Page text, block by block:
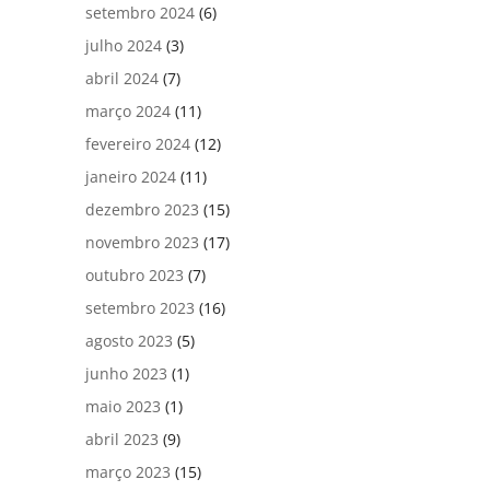
setembro 2024 (6)
julho 2024 (3)
abril 2024 (7)
março 2024 (11)
fevereiro 2024 (12)
janeiro 2024 (11)
dezembro 2023 (15)
novembro 2023 (17)
outubro 2023 (7)
setembro 2023 (16)
agosto 2023 (5)
junho 2023 (1)
maio 2023 (1)
abril 2023 (9)
março 2023 (15)